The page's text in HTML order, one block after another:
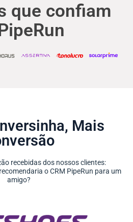
que confiam
Mais
recebidas dos nossos clientes:
o CRM PipeRun para um
amigo?